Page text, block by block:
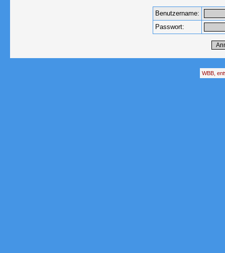
Benutzername:
Passwort:
WBB,